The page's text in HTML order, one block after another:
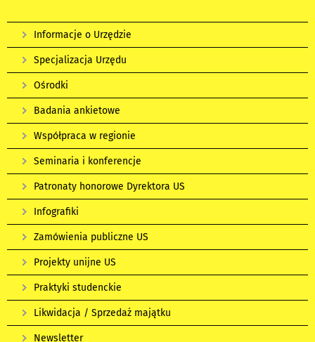
Informacje o Urzędzie
Specjalizacja Urzędu
Ośrodki
Badania ankietowe
Współpraca w regionie
Seminaria i konferencje
Patronaty honorowe Dyrektora US
Infografiki
Zamówienia publiczne US
Projekty unijne US
Praktyki studenckie
Likwidacja / Sprzedaż majątku
Newsletter